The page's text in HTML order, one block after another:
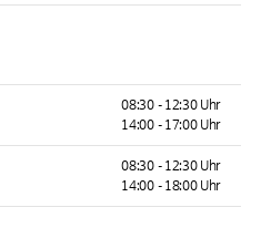
08:30 - 12:30 Uhr
14:00 - 17:00 Uhr
08:30 - 12:30 Uhr
14:00 - 18:00 Uhr